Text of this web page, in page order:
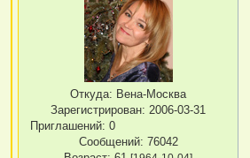
Откуда: Вена-Москва
Зарегистрирован: 2006-03-31
Приглашений: 0
Сообщений: 76042